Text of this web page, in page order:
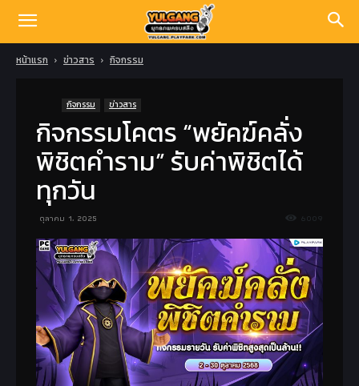
หน้าแรก ข่าวสาร กิจกรรม
กิจกรรม ข่าวสาร
กิจกรรมโคตร “พยัคฆ์คลั่ง
พิชิตคำราม” รับค่าพิชิตได้
ทุกวัน
ตุลาคม 1, 2025 6009